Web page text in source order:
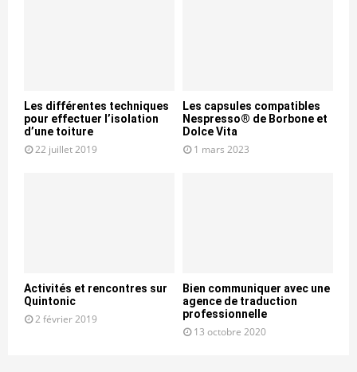
Les différentes techniques
pour effectuer l’isolation
d’une toiture
22 juillet 2019
Les capsules compatibles
Nespresso® de Borbone et
Dolce Vita
1 mars 2023
Activités et rencontres sur
Quintonic
2 février 2019
Bien communiquer avec une
agence de traduction
professionnelle
13 octobre 2020